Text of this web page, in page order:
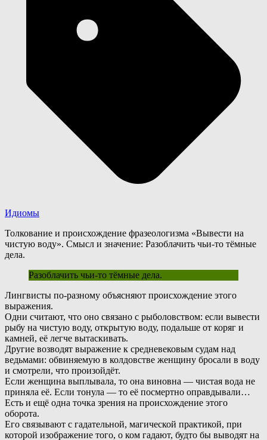
Идиомы
Толкование и происхождение фразеологизма «Вывести на
чистую воду». Смысл и значение: Разоблачить чьи-то тёмные
дела.
Разоблачить чьи-то тёмные дела.
Лингвисты по-разному объясняют происхождение этого
выражения.
Одни считают, что оно связано с рыболовством: если вывести
рыбу на чистую воду, открытую воду, подальше от коряг и
камней, её легче вытаскивать.
Другие возводят выражение к средневековым судам над
ведьмами: обвиняемую в колдовстве женщину бросали в воду
и смотрели, что произойдёт.
Если женщина выплывала, то она виновна — чистая вода не
приняла её. Если тонула — то её посмертно оправдывали…
Есть и ещё одна точка зрения на происхождение этого
оборота.
Его связывают с гадательной, магической практикой, при
которой изображение того, о ком гадают, будто бы выводят на